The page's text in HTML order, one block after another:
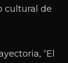
cultural de
“El